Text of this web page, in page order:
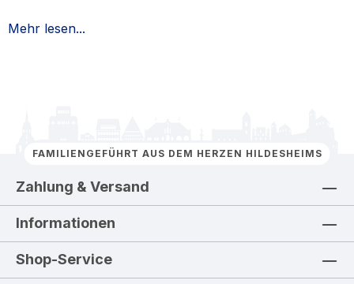
Mehr lesen...
FAMILIENGEFÜHRT AUS DEM HERZEN HILDESHEIMS
Zahlung & Versand
Informationen
Shop-Service